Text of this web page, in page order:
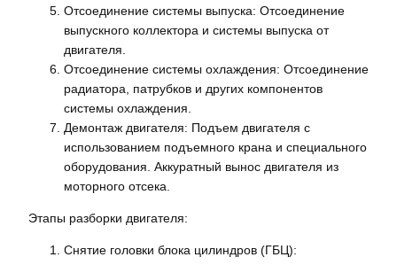
Отсоединение системы выпуска: Отсоединение
выпускного коллектора и системы выпуска от
двигателя.
Отсоединение системы охлаждения: Отсоединение
радиатора, патрубков и других компонентов
системы охлаждения.
Демонтаж двигателя: Подъем двигателя с
использованием подъемного крана и специального
оборудования. Аккуратный вынос двигателя из
моторного отсека.
Этапы разборки двигателя:
Снятие головки блока цилиндров (ГБЦ):